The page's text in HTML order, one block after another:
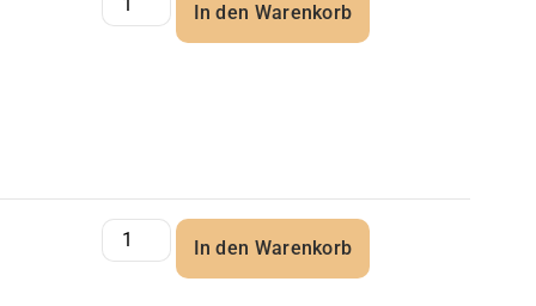
In den Warenkorb
In den Warenkorb